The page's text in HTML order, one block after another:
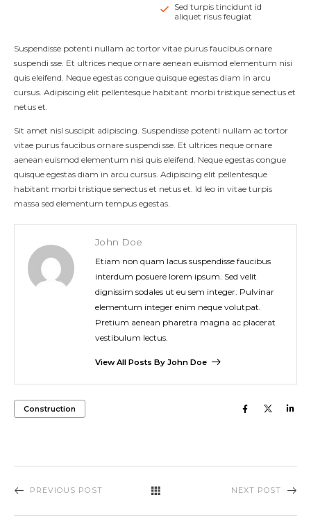
Sed turpis tincidunt id
aliquet risus feugiat
Suspendisse potenti nullam ac tortor vitae purus faucibus ornare
suspendi sse. Et ultrices neque ornare aenean euismod elementum nisi
quis eleifend. Neque egestas congue quisque egestas diam in arcu
cursus. Adipiscing elit pellentesque habitant morbi tristique senectus et
netus et.
Sit amet nisl suscipit adipiscing. Suspendisse potenti nullam ac tortor
vitae purus faucibus ornare suspendi sse. Et ultrices neque ornare
aenean euismod elementum nisi quis eleifend. Neque egestas congue
quisque egestas diam in arcu cursus. Adipiscing elit pellentesque
habitant morbi tristique senectus et netus et. Id leo in vitae turpis
massa sed elementum tempus egestas.
John Doe
Etiam non quam lacus suspendisse faucibus
interdum posuere lorem ipsum. Sed velit
dignissim sodales ut eu sem integer. Pulvinar
elementum integer enim neque volutpat.
Pretium aenean pharetra magna ac placerat
vestibulum lectus.
View All Posts By John Doe
Construction
PREVIOUS POST NEXT POST